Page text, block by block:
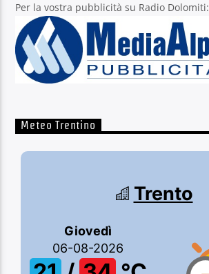
Per la vostra pubblicità su Radio Dolomiti:
Meteo Trentino